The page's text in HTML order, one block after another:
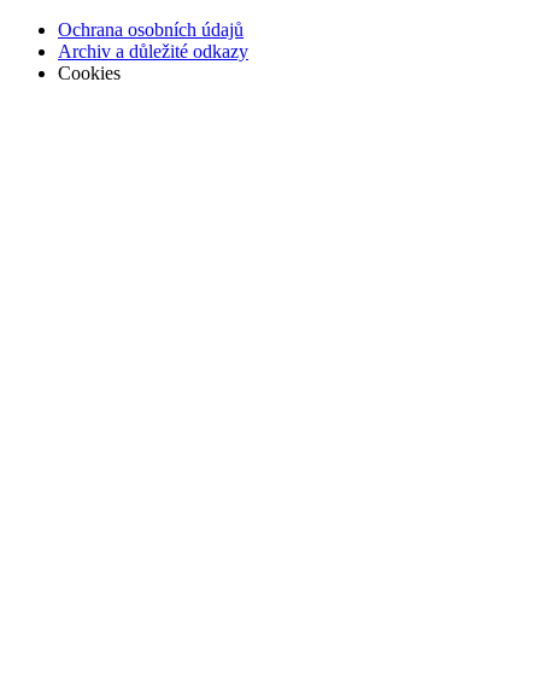
Ochrana osobních údajů
Archiv a důležité odkazy
Cookies